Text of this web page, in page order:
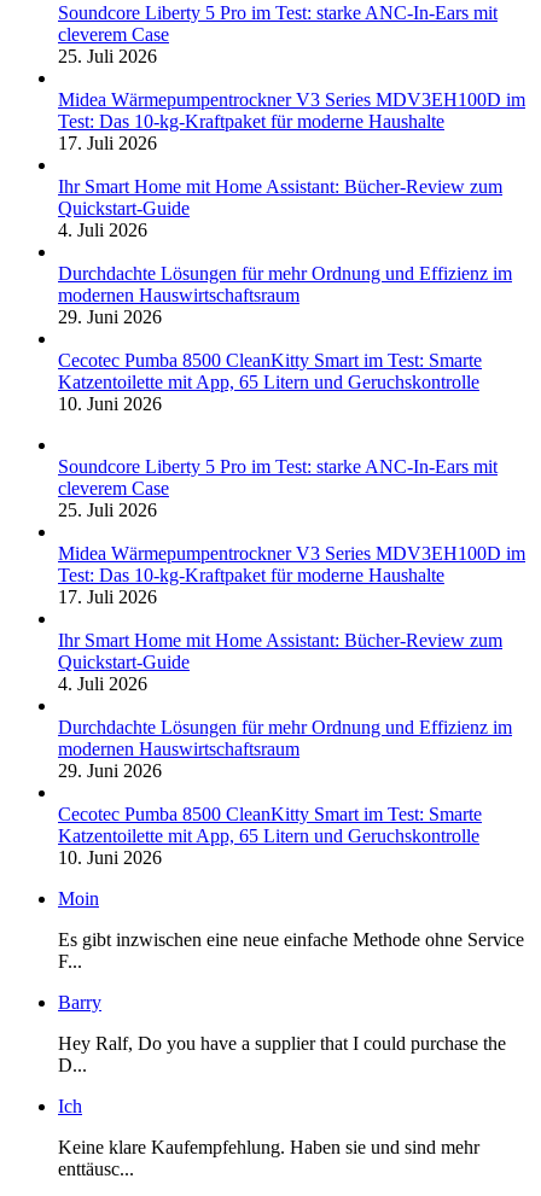
Soundcore Liberty 5 Pro im Test: starke ANC-In-Ears mit
cleverem Case
25. Juli 2026
Midea Wärmepumpentrockner V3 Series MDV3EH100D im
Test: Das 10-kg-Kraftpaket für moderne Haushalte
17. Juli 2026
Ihr Smart Home mit Home Assistant: Bücher-Review zum
Quickstart-Guide
4. Juli 2026
Durchdachte Lösungen für mehr Ordnung und Effizienz im
modernen Hauswirtschaftsraum
29. Juni 2026
Cecotec Pumba 8500 CleanKitty Smart im Test: Smarte
Katzentoilette mit App, 65 Litern und Geruchskontrolle
10. Juni 2026
Soundcore Liberty 5 Pro im Test: starke ANC-In-Ears mit
cleverem Case
25. Juli 2026
Midea Wärmepumpentrockner V3 Series MDV3EH100D im
Test: Das 10-kg-Kraftpaket für moderne Haushalte
17. Juli 2026
Ihr Smart Home mit Home Assistant: Bücher-Review zum
Quickstart-Guide
4. Juli 2026
Durchdachte Lösungen für mehr Ordnung und Effizienz im
modernen Hauswirtschaftsraum
29. Juni 2026
Cecotec Pumba 8500 CleanKitty Smart im Test: Smarte
Katzentoilette mit App, 65 Litern und Geruchskontrolle
10. Juni 2026
Moin
Es gibt inzwischen eine neue einfache Methode ohne Service
F...
Barry
Hey Ralf, Do you have a supplier that I could purchase the
D...
Ich
Keine klare Kaufempfehlung. Haben sie und sind mehr
enttäusc...